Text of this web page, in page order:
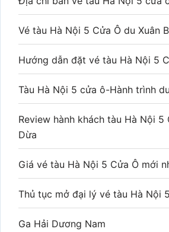
Vé tàu Hà Nội 5 Cửa Ô du Xuân
Hướng dẫn đặt vé tàu Hà Nội 5
Tàu Hà Nội 5 cửa ô-Hành trình
Review hành khách tàu Hà Nội 5
Dừa
Giá vé tàu Hà Nội 5 Cửa Ô mới
Thủ tục mở đại lý vé tàu Hà Nội
Ga Hải Dương Nam